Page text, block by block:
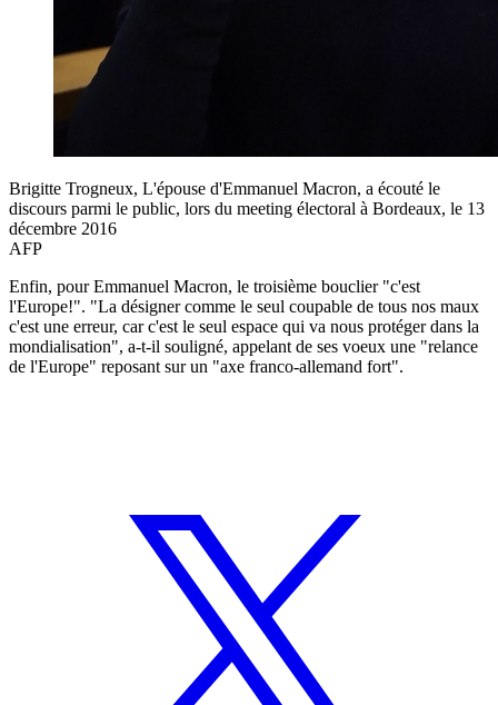
Brigitte Trogneux, L'épouse d'Emmanuel Macron, a écouté le
discours parmi le public, lors du meeting électoral à Bordeaux, le 13
décembre 2016
AFP
Enfin, pour Emmanuel Macron, le troisième bouclier "c'est
l'Europe!". "La désigner comme le seul coupable de tous nos maux
c'est une erreur, car c'est le seul espace qui va nous protéger dans la
mondialisation", a-t-il souligné, appelant de ses voeux une "relance
de l'Europe" reposant sur un "axe franco-allemand fort".